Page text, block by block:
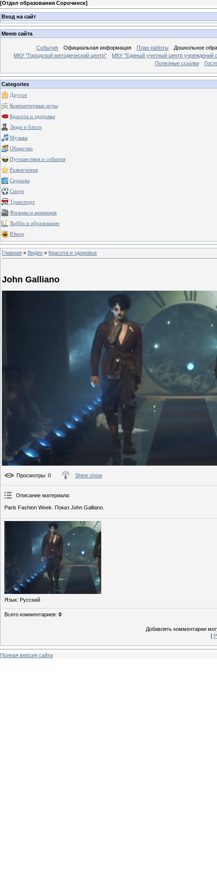
[Отдел образования Сорочинск]
Вход на сайт
Меню сайта
События Официальная информация План работы
Дошкольное
МКУ "Городской методический центр"
МКУ "Единый учетный центр учреждений
Полезные ссылки
Categories
Другое
Компьютерные игры
Красота и здоровье
Люди и блоги
Музыка
Общество
Путешествия и события
Развлечения
Сериалы
Спорт
Транспорт
Фильмы и анимация
Хобби и образование
Юмор
Главная » Видео » Красота и здоровье
John Galliano
Просмотры: 0 Shine show
Описание материала:
Paris Fashion Week. Показ John Galliano.
Язык: Русский
Всего комментариев: 0
Добавлять комментарии
[
Полная версия сайта